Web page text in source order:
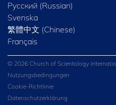
Русский (Russian)
Svenska
繁體中文 (Chinese)
Français
© 2026 Church of Scientology
Nutzungsbedingungen
Cookie-Richtlinie
Datenschutzerklärung